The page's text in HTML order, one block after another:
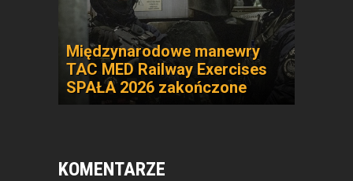
Międzynarodowe manewry
TAC MED Railway Exercises
SPAŁA 2026 zakończone
KOMENTARZE